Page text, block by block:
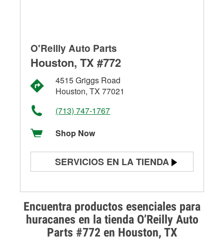
Encuentra productos esenciales para
huracanes en la tienda O’Reilly Auto
Parts #772 en Houston, TX
O'Reilly Auto Parts
Houston, TX #772
4515 Griggs Road
Houston, TX 77021
(713) 747-1767
Shop Now
SERVICIOS EN LA TIENDA
Prueba de alternadores y
arrancadores
Revisión de la luz "Check Engine"